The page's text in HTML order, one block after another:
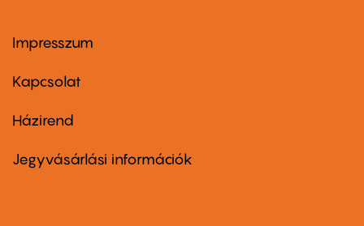
Footer
first
Impresszum
Kapcsolat
Footer
second
Házirend
Jegyvásárlási információk